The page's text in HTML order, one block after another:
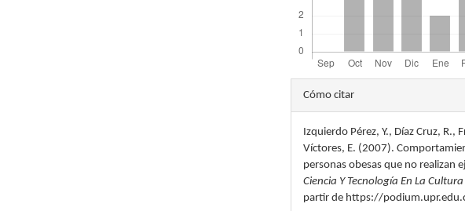
Detalles
del
artículo
Cómo citar
Izquierdo Pérez, Y., Díaz Cruz, R.,
Víctores, E. (2007).
personas obesas que no realizan
Ciencia Y Tecnología En La Cultura
partir de https://